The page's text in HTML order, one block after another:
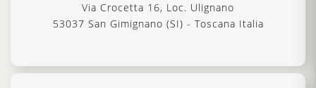
Via Crocetta 16, Loc. Ulignano
53037 San Gimignano (SI) - Toscana Italia